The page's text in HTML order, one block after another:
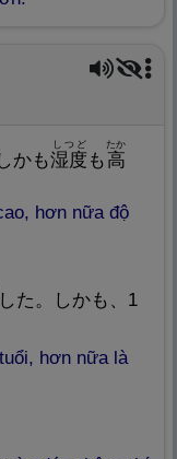
かも湿度
しつど
も 高
たか
hơn nữa độ
した。しかも、1
hơn nữa là